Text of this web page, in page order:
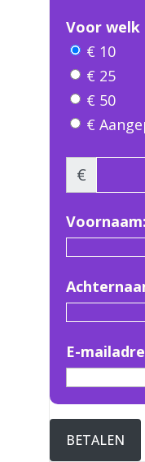
Voor welk
€ 10
€ 25
€ 50
€
€
Voornaam:
E-
BETALEN